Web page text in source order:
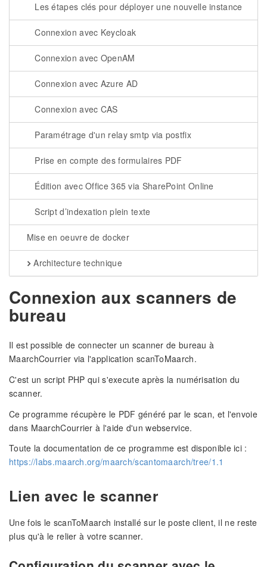
Les étapes clés pour déployer une nouvelle instance
Connexion avec Keycloak
Connexion avec OpenAM
Connexion avec Azure AD
Connexion avec CAS
Paramétrage d'un relay smtp via postfix
Prise en compte des formulaires PDF
Édition avec Office 365 via SharePoint Online
Script d’indexation plein texte
Mise en oeuvre de docker
Architecture technique
Connexion aux scanners de
bureau
Il est possible de connecter un scanner de bureau à
MaarchCourrier via l'application scanToMaarch.
C'est un script PHP qui s'execute après la numérisation du
scanner.
Ce programme récupère le PDF généré par le scan, et l'envoie
dans MaarchCourrier à l'aide d'un webservice.
Toute la documentation de ce programme est disponible ici :
https://labs.maarch.org/maarch/scantomaarch/tree/1.1
Lien avec le scanner
Une fois le scanToMaarch installé sur le poste client, il ne reste
plus qu'à le relier à votre scanner.